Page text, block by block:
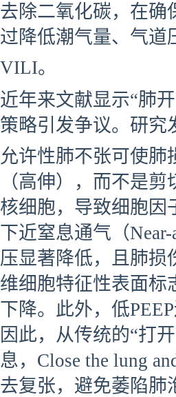
去除二氧化碳，在确
过降低潮气量、气道
VILI。
近年来文献显示“肺
策略引发争议。研究
允许性肺不张可使
（高伸），而不是
核细胞，导致细胞因
下近窒息通气（
压显著降低，且肺损
维细胞特征性表面标
下降。此外，低
因此，从传统的“打
息，Close the lung
去复张，避免萎陷肺